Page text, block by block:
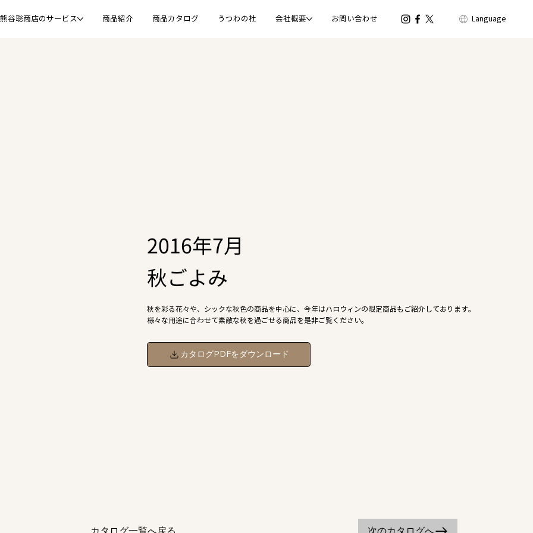
熊谷聡商店のサービス 商品紹介 商品カタログ うつわの杜 会社概要 お問い合わせ Language
2016年7月
秋ごよみ
秋を彩る花々や、シックな秋色の商品を中心に、今年はハロウィンの限定商品もご紹介しております。
様々な用途に合わせて素敵な秋を過ごせる商品を是非ご覧ください。
カタログPDFをダウンロード
次のカタログへ